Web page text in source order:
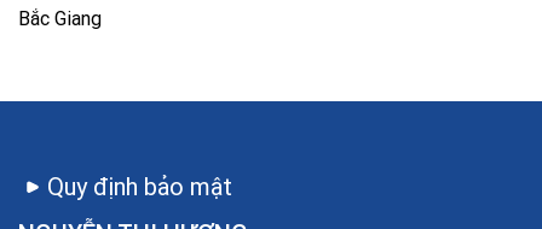
Bắc Giang
Quy định bảo mật